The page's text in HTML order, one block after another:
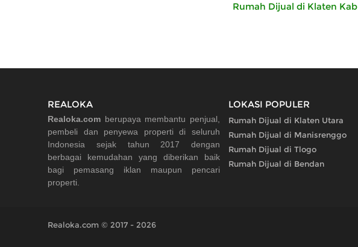
Rumah Dijual di Klaten Kab
REALOKA
Realoka.com berupaya membantu penjual,
pembeli dan penyewa properti di seluruh
Indonesia sejak tahun 2017 dengan
berbagai kemudahan yang diberikan baik
bagi pemasang iklan maupun pencari
properti.
LOKASI POPULER
Rumah Dijual di Klaten Utara
Rumah Dijual di Manisrenggo
Rumah Dijual di Tlogo
Rumah Dijual di Bendan
Realoka.com © 2017 - 2026